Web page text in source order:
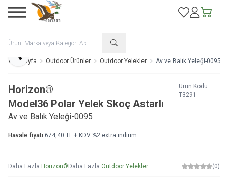
Favorilerim
Hesabım
Sepetim
Ana Sayfa Outdoor Ürünler Outdoor Yelekler Av ve Balık Yeleği-0095
Paylaş
Horizon®
Model36 Polar Yelek Skoç Astarlı
Av ve Balık Yeleği-0095
Ürün Kodu
T3291
Havale fiyatı 674,40 TL + KDV %2 extra indirim
Daha Fazla Horizon® Daha Fazla Outdoor Yelekler (0)